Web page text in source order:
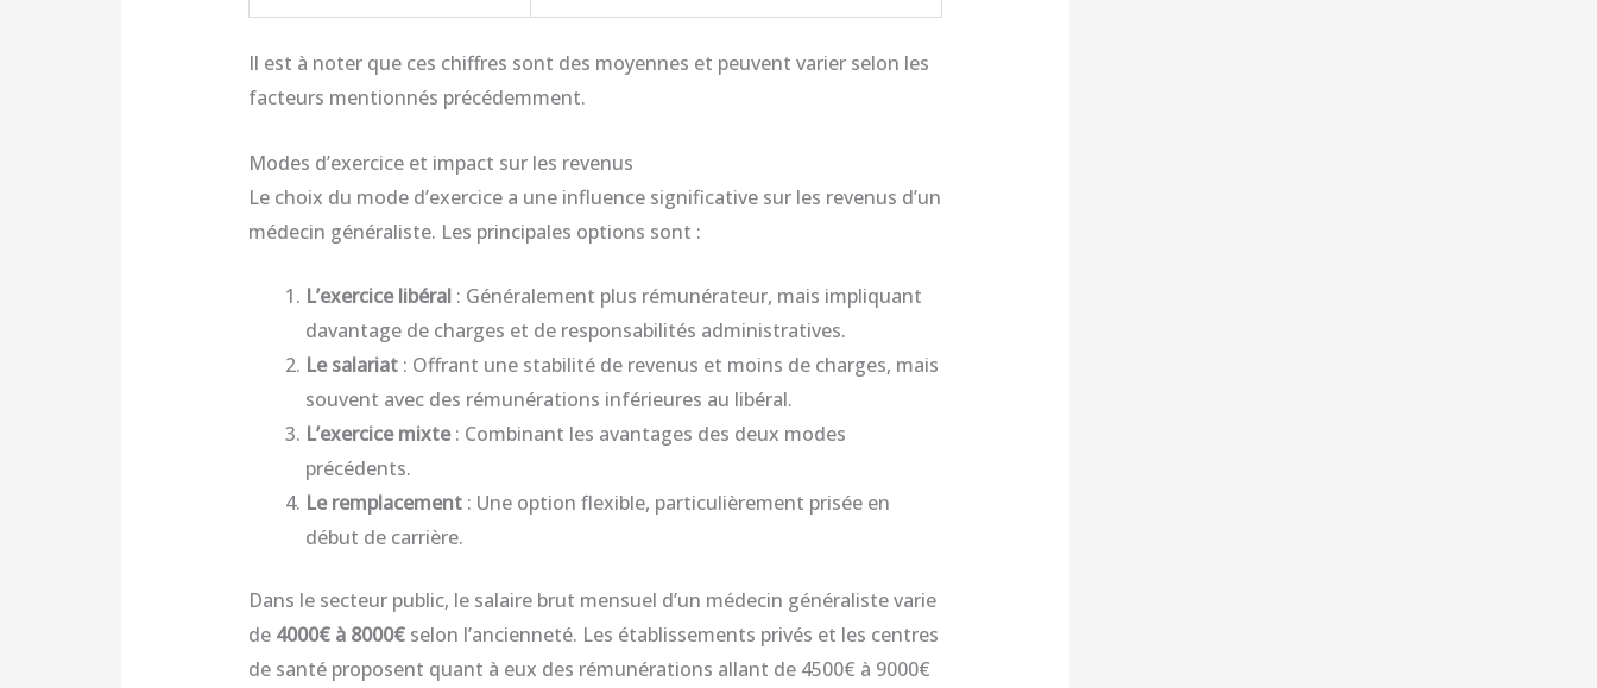
Il est à noter que ces chiffres sont des moyennes et peuvent varier selon les
facteurs mentionnés précédemment.
Modes d’exercice et impact sur les revenus
Le choix du mode d’exercice a une influence significative sur les revenus d’un
médecin généraliste. Les principales options sont :
L’exercice libéral: Généralement plus rémunérateur, mais impliquant
davantage de charges et de responsabilités administratives.
Le salariat: Offrant une stabilité de revenus et moins de charges, mais
souvent avec des rémunérations inférieures au libéral.
L’exercice mixte: Combinant les avantages des deux modes
précédents.
Le remplacement: Une option flexible, particulièrement prisée en
début de carrière.
Dans le secteur public, le salaire brut mensuel d’un médecin généraliste varie
de 4000€ à 8000€selon l’ancienneté. Les établissements privés et les centres
de santé proposent quant à eux des rémunérations allant de 4500€ à 9000€